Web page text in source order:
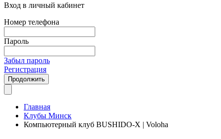
Вход в личный кабинет
Номер телефона
Пароль
Забыл пароль
Регистрация
Продолжить
Главная
Клубы Минск
Компьютерный клуб BUSHIDO-X | Voloha